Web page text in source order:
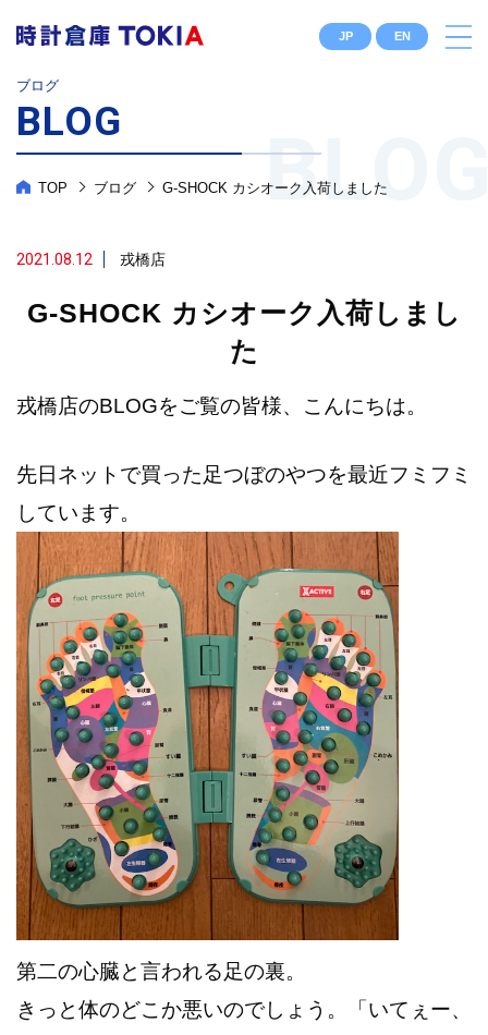
JP EN
ブログ
BLOG
TOP ブログ G-SHOCK カシオーク入荷しました
2021.08.12 戎橋店
G-SHOCK カシオーク入荷しまし
た
戎橋店のBLOGをご覧の皆様、こんにちは。
先日ネットで買った足つぼのやつを最近フミフミ
しています。
第二の心臓と言われる足の裏。
きっと体のどこか悪いのでしょう。「いてぇー、